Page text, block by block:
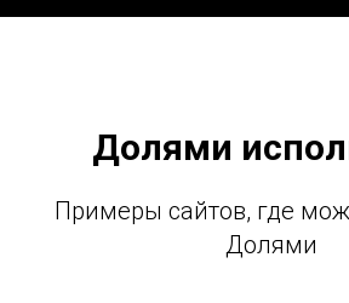
Долями
Примеры сайтов, где
Долями